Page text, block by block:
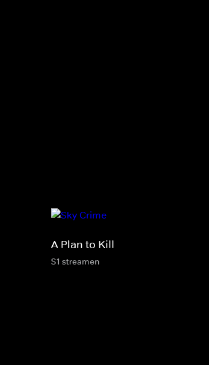
A Plan to Kill
S1 streamen